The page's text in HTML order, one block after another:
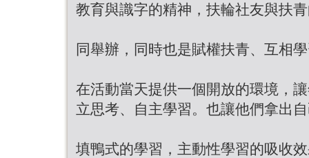
教育與識字的精神，扶輪社友與扶
同舉辦，同時也是賦權扶青、互相
在活動當天提供一個開放的環境，
立思考、自主學習。也讓他們拿出
填鴨式的學習，主動性學習的吸收